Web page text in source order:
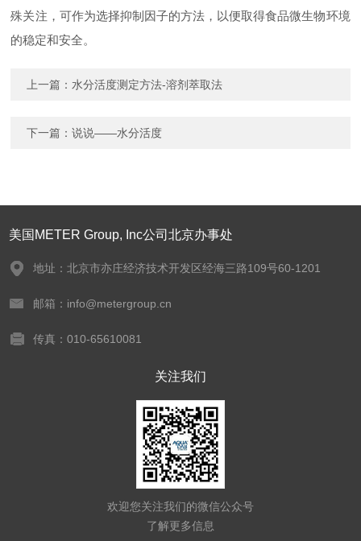
殊关注，可作为选择抑制因子的方法，以便取得食品微生物环境
的稳定和安全。
上一篇： 水分活度测定方法-溶剂萃取法
下一篇：说说——水分活度
美国METER Group, Inc公司北京办事处
地址：北京市亦庄经济技术开发区经海三路109号60-1201
邮箱：info@metergroup.cn
传真：010-65610081
关注我们
欢迎您关注我们的微信公众号
了解更多信息